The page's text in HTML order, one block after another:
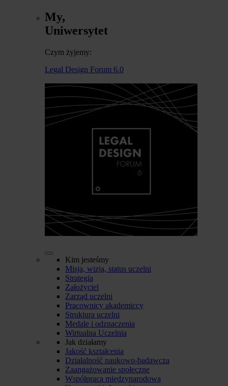
My,
Uniwersytet
Czym żyjemy:
Legal Design Forum 6.0
Kim jesteśmy
Misja, wizja, status uczelni
Strategia
Założyciel
Zarząd uczelni
Pracownicy akademiccy
Struktura uczelni
Medale i odznaczenia
Wirtualna Uczelnia
Jak działamy
Jakość kształcenia
Działalność naukowo-badawcza
Zaangażowanie społeczne
Współpraca międzynarodowa